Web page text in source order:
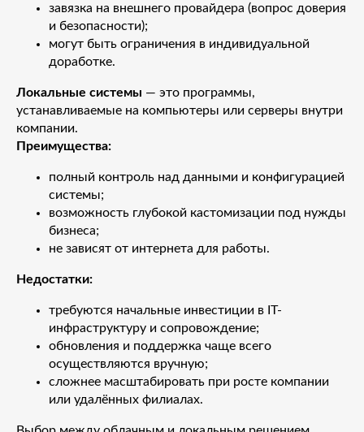
завязка на внешнего провайдера (вопрос доверия
и безопасности);
могут быть ограничения в индивидуальной
доработке.
Локальные системы — это программы,
устанавливаемые на компьютеры или серверы внутри
компании.
Преимущества:
полный контроль над данными и конфигурацией
системы;
возможность глубокой кастомизации под нужды
бизнеса;
не зависят от интернета для работы.
Недостатки:
требуются начальные инвестиции в IT-
инфраструктуру и сопровождение;
обновления и поддержка чаще всего
осуществляются вручную;
сложнее масштабировать при росте компании
или удалённых филиалах.